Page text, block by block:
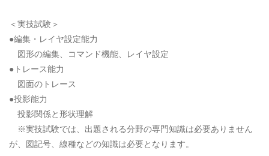
＜実技試験＞
●編集・レイヤ設定能力
図形の編集、コマンド機能、レイヤ設定
●トレース能力
図面のトレース
●投影能力
投影関係と形状理解
※実技試験では、出題される分野の専門知識は必要ありません
が、図記号、線種などの知識は必要となります。